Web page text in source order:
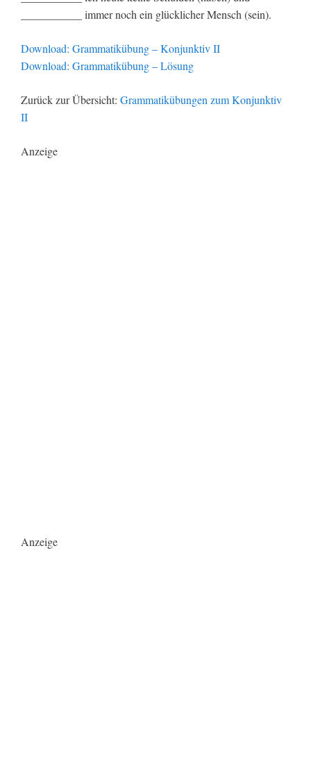
___________ immer noch ein glücklicher Mensch (sein).
Download: Grammatikübung – Konjunktiv II
Download: Grammatikübung – Lösung
Zurück zur Übersicht: Grammatikübungen zum Konjunktiv
II
Anzeige
Anzeige